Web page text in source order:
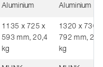
Aluminium Aluminium
1135 x 725 x
593 mm, 20,4
kg
1320 x 730 x
792 mm, 25
kg